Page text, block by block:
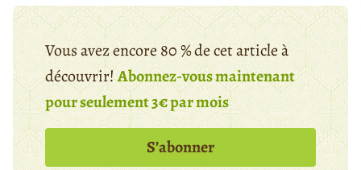
Vous avez encore 80 % de cet article à
découvrir!Abonnez-vous maintenant
pour seulement 3€ par mois
S’abonner